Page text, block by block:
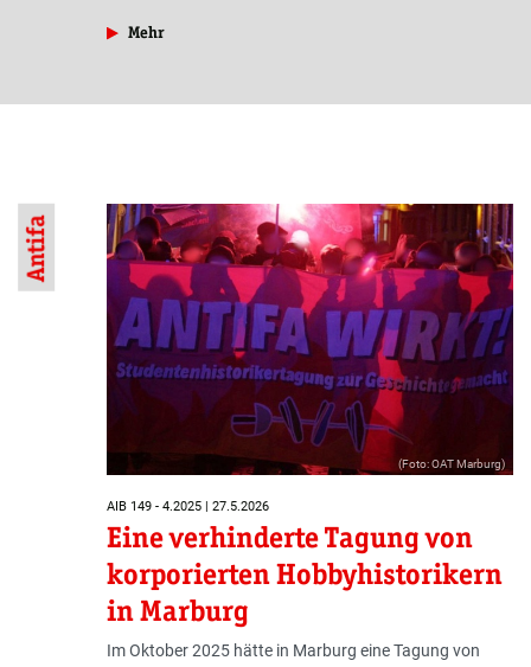
Mehraus der Rubrik »NS-Szene«
Antifa
(Foto: OAT Marburg)
AIB 149 - 4.2025 | 27.5.2026
Eine verhinderte Tagung von
korporierten Hobbyhistorikern
in Marburg
Im Oktober 2025 hätte in Marburg eine Tagung von